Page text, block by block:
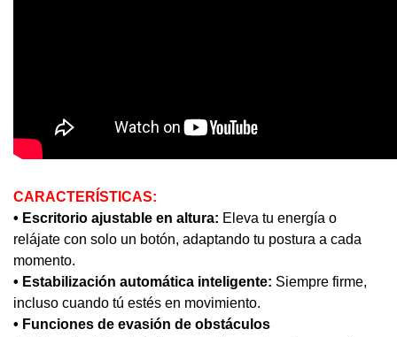
CARACTERÍSTICAS:
• Escritorio ajustable en altura: Eleva tu energía o
relájate con solo un botón, adaptando tu postura a cada
momento.
• Estabilización automática inteligente: Siempre firme,
incluso cuando tú estés en movimiento.
• Funciones de evasión de obstáculos